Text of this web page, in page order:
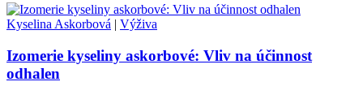
Kyselina Askorbová | Výživa
Izomerie kyseliny askorbové: Vliv na účinnost
odhalen